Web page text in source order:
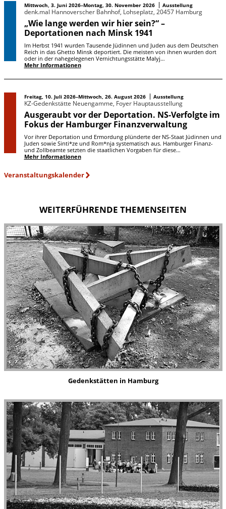
Mittwoch, 3. Juni 2026–Montag, 30. November 2026 Ausstellung
denk.mal Hannoverscher Bahnhof, Lohseplatz, 20457 Hamburg
„Wie lange werden wir hier sein?“ –
Deportationen nach Minsk 1941
Im Herbst 1941 wurden Tausende Jüdinnen und Juden aus dem Deutschen
Reich in das Ghetto Minsk deportiert. Die meisten von ihnen wurden dort
oder in der nahegelegenen Vernichtungsstätte Malyj…
Mehr Informationen
Freitag, 10. Juli 2026–Mittwoch, 26. August 2026 Ausstellung
KZ-Gedenkstätte Neuengamme, Foyer Hauptausstellung
Ausgeraubt vor der Deportation. NS-Verfolgte im
Fokus der Hamburger Finanzverwaltung
Vor ihrer Deportation und Ermordung plünderte der NS-Staat Jüdinnen und
Juden sowie Sinti*ze und Rom*nja systematisch aus. Hamburger Finanz-
und Zollbeamte setzten die staatlichen Vorgaben für diese…
Mehr Informationen
Veranstaltungskalender
WEITERFÜHRENDE THEMENSEITEN
Gedenkstätten in Hamburg